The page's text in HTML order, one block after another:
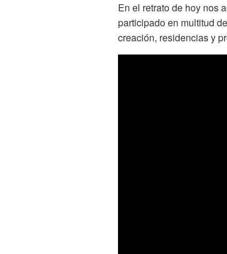
En el retrato de hoy nos
participado en multitud
creación, residencias y